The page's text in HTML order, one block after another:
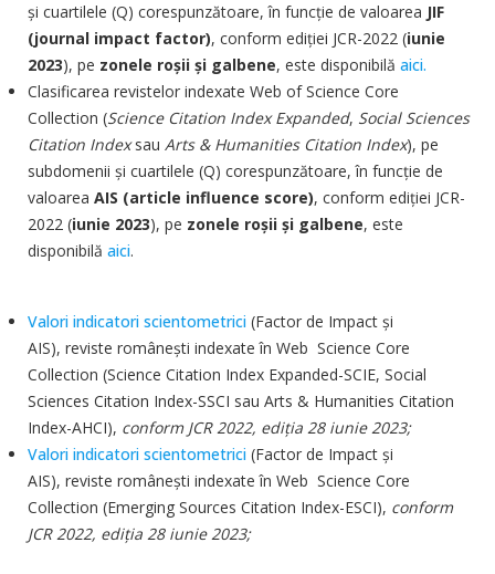
şi cuartilele (Q) corespunzătoare, în funcţie de valoarea JIF
(journal impact factor), conform ediţiei JCR-2022 (iunie
2023), pe zonele roşii şi galbene, este disponibilă aici.
Clasificarea revistelor indexate Web of Science Core
Collection (Science Citation Index Expanded, Social Sciences
Citation Indexsau Arts & Humanities Citation Index), pe
subdomenii şi cuartilele (Q) corespunzătoare, în funcţie de
valoarea AIS (article influence score), conform ediţiei JCR-
2022 (iunie 2023), pe zonele roşii şi galbene, este
disponibilă aici.
Valori indicatori scientometrici (Factor de Impact şi
AIS), reviste româneşti indexate în Web Science Core
Collection (Science Citation Index Expanded-SCIE, Social
Sciences Citation Index-SSCI sau Arts & Humanities Citation
Index-AHCI), conform JCR 2022, ediţia 28 iunie 2023;
Valori indicatori scientometrici (Factor de Impact şi
AIS), reviste româneşti indexate în Web Science Core
Collection (Emerging Sources Citation Index-ESCI), conform
JCR 2022, ediţia 28 iunie 2023;